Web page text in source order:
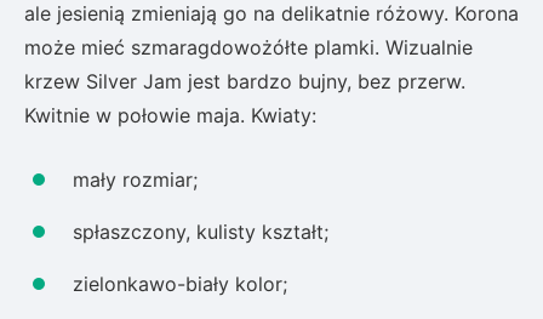
ale jesienią zmieniają go na delikatnie różowy. Korona
może mieć szmaragdowożółte plamki. Wizualnie
krzew Silver Jam jest bardzo bujny, bez przerw.
Kwitnie w połowie maja. Kwiaty:
mały rozmiar;
spłaszczony, kulisty kształt;
zielonkawo-biały kolor;